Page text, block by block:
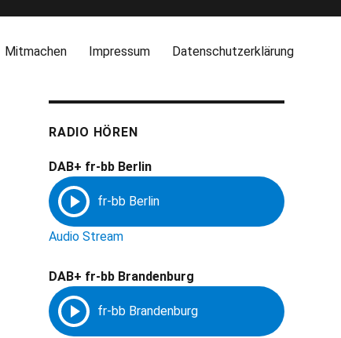
Mitmachen Impressum Datenschutzerklärung
RADIO HÖREN
DAB+ fr-bb Berlin
Audio Stream
DAB+ fr-bb Brandenburg